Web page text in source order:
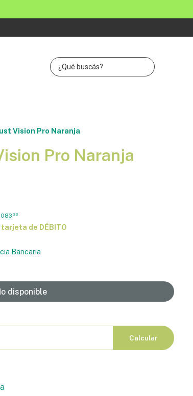
Vision Pro Naranja
Pro Naranja
33
tarjeta de DÉBITO
Bancaria
disponible
Calcular